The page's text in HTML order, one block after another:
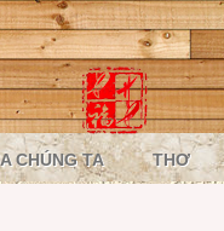
CHÚNG TA THƠ